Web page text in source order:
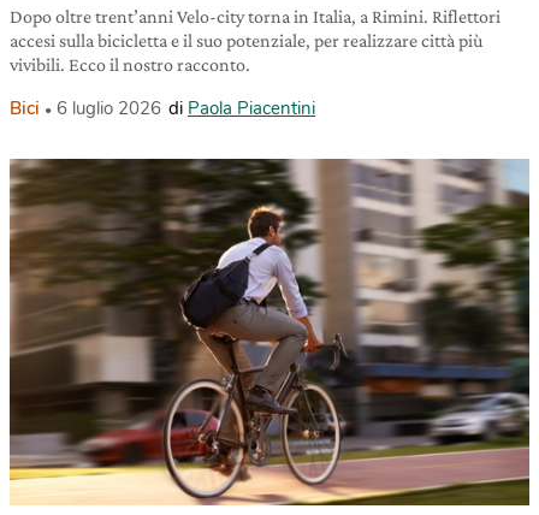
Dopo oltre trent’anni Velo-city torna in Italia, a Rimini. Riflettori
accesi sulla bicicletta e il suo potenziale, per realizzare città più
vivibili. Ecco il nostro racconto.
Bici 6 luglio 2026 di Paola Piacentini